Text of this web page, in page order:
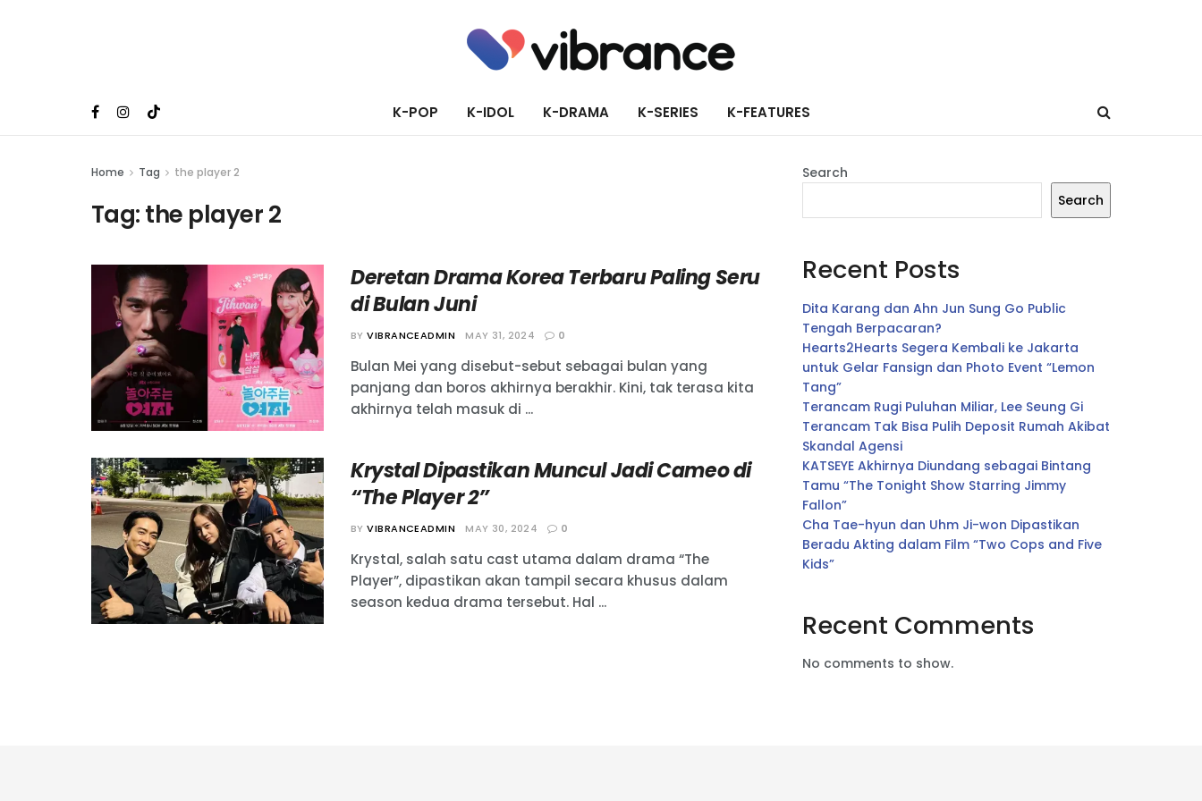
K-POP K-IDOL K-DRAMA K-SERIES K-FEATURES
Home Tag the player 2
Tag:the player 2
Deretan Drama Korea Terbaru Paling Seru
di Bulan Juni
BY VIBRANCEADMIN MAY 31, 2024 0
Bulan Mei yang disebut-sebut sebagai bulan yang
panjang dan boros akhirnya berakhir. Kini, tak terasa kita
akhirnya telah masuk di ...
Krystal Dipastikan Muncul Jadi Cameo di
“The Player 2”
BY VIBRANCEADMIN MAY 30, 2024 0
Krystal, salah satu cast utama dalam drama “The
Player”, dipastikan akan tampil secara khusus dalam
season kedua drama tersebut. Hal ...
Search
Search
Recent Posts
Dita Karang dan Ahn Jun Sung Go Public
Tengah Berpacaran?
Hearts2Hearts Segera Kembali ke Jakarta
untuk Gelar Fansign dan Photo Event “Lemon
Tang”
Terancam Rugi Puluhan Miliar, Lee Seung Gi
Terancam Tak Bisa Pulih Deposit Rumah Akibat
Skandal Agensi
KATSEYE Akhirnya Diundang sebagai Bintang
Tamu “The Tonight Show Starring Jimmy
Fallon”
Cha Tae-hyun dan Uhm Ji-won Dipastikan
Beradu Akting dalam Film “Two Cops and Five
Kids”
Recent Comments
No comments to show.